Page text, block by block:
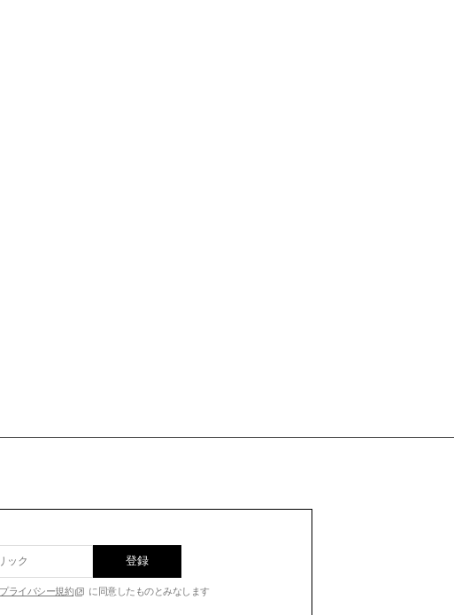
登録
プライバシー規約 に同意したものとみなします